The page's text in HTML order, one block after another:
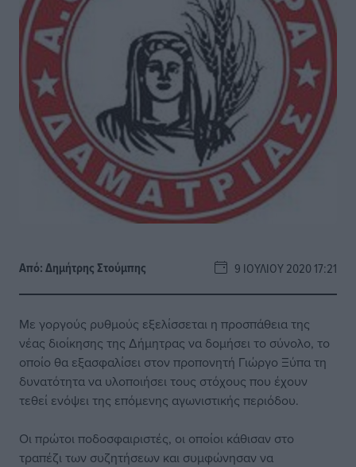
Από:Δημήτρης Στούμπης 9 ΙΟΥΛΊΟΥ 2020 17:21
Με γοργούς ρυθμούς εξελίσσεται η προσπάθεια της
νέας διοίκησης της Δήμητρας να δομήσει το σύνολο, το
οποίο θα εξασφαλίσει στον προπονητή Γιώργο Ξύπα τη
δυνατότητα να υλοποιήσει τους στόχους που έχουν
τεθεί ενόψει της επόμενης αγωνιστικής περιόδου.
Οι πρώτοι ποδοσφαιριστές, οι οποίοι κάθισαν στο
τραπέζι των συζητήσεων και συμφώνησαν να